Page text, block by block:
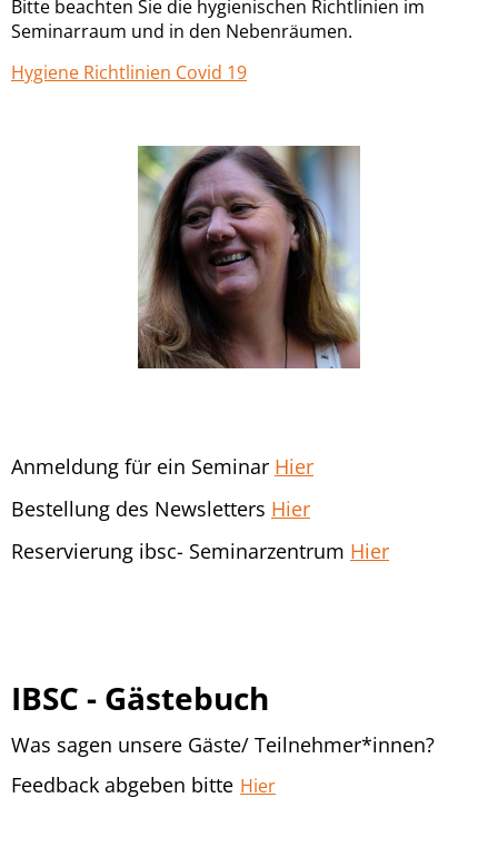
Bitte beachten Sie die hygienischen Richtlinien im
Seminarraum und in den Nebenräumen.
Hygiene Richtlinien Covid 19
Anmeldung für ein Seminar Hier
Bestellung des Newsletters Hier
Reservierung ibsc- Seminarzentrum Hier
IBSC - Gästebuch
Was sagen unsere Gäste/ Teilnehmer*innen?
Feedback abgeben bitte Hier